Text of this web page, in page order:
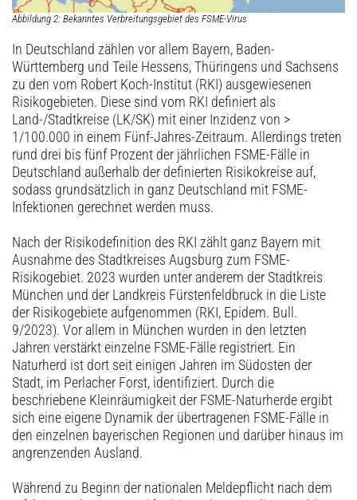
Abbildung 2: Bekanntes Verbreitungsgebiet des FSME-Virus
In Deutschland zählen vor allem Bayern, Baden-
Württemberg und Teile Hessens, Thüringens und Sachsens
zu den vom Robert Koch-Institut (RKI) ausgewiesenen
Risikogebieten. Diese sind vom RKI definiert als
Land-/Stadtkreise (LK/SK) mit einer Inzidenz von >
1/100.000 in einem Fünf-Jahres-Zeitraum. Allerdings treten
rund drei bis fünf Prozent der jährlichen FSME-Fälle in
Deutschland außerhalb der definierten Risikokreise auf,
sodass grundsätzlich in ganz Deutschland mit FSME-
Infektionen gerechnet werden muss.
Nach der Risikodefinition des RKI zählt ganz Bayern mit
Ausnahme des Stadtkreises Augsburg zum FSME-
Risikogebiet. 2023 wurden unter anderem der Stadtkreis
München und der Landkreis Fürstenfeldbruck in die Liste
der Risikogebiete aufgenommen (RKI, Epidem. Bull.
9/2023). Vor allem in München wurden in den letzten
Jahren verstärkt einzelne FSME-Fälle registriert. Ein
Naturherd ist dort seit einigen Jahren im Südosten der
Stadt, im Perlacher Forst, identifiziert. Durch die
beschriebene Kleinräumigkeit der FSME-Naturherde ergibt
sich eine eigene Dynamik der übertragenen FSME-Fälle in
den einzelnen bayerischen Regionen und darüber hinaus im
angrenzenden Ausland.
Während zu Beginn der nationalen Meldepflicht nach dem